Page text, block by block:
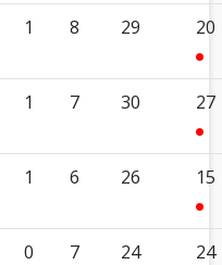
1 8 29 20
1 7 30 27
1 6 26 15
0 7 24 24